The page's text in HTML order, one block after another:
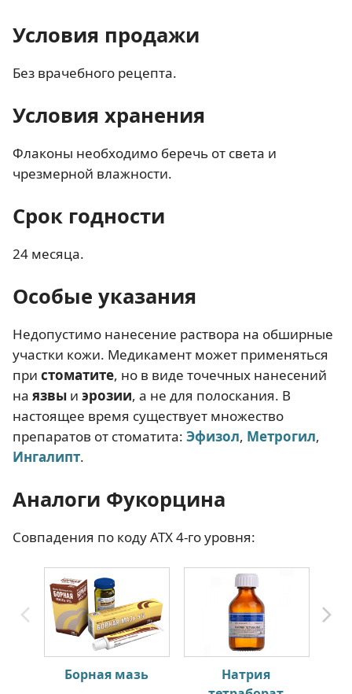
Условия продажи
Без врачебного рецепта.
Условия хранения
Флаконы необходимо беречь от света и
чрезмерной влажности.
Срок годности
24 месяца.
Особые указания
Недопустимо нанесение раствора на обширные
участки кожи. Медикамент может применяться
при стоматите, но в виде точечных нанесений
на язвы и эрозии, а не для полоскания. В
настоящее время существует множество
препаратов от стоматита: Эфизол, Метрогил,
Ингалипт.
Аналоги Фукорцина
Совпадения по коду АТХ 4-го уровня:
Борная мазь
Натрия